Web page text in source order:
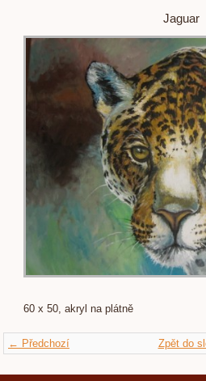
Jaguar
60 x 50, akryl na plátně
← Předchozí Zpět do